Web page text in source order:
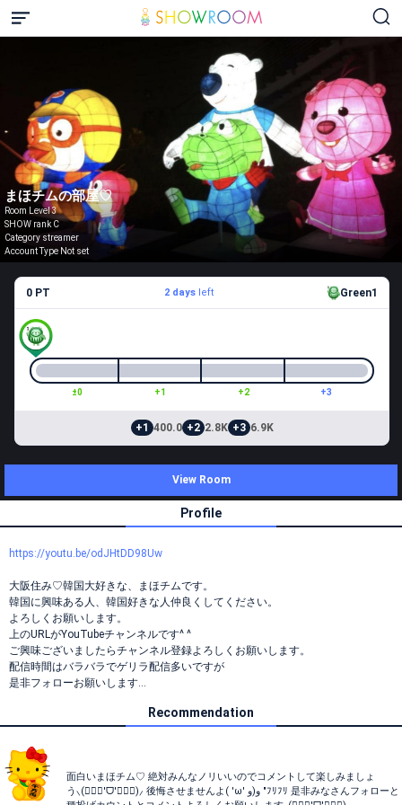
まほチムの部屋♡
Room Level 3
SHOW rank C
Category streamer
Account Type Not set
0 PT 2 daysleft Green1
±0 +1 +2 +3
+1 400.0 +2 2.8K +3 6.9K
View Room
Profile
https://youtu.be/odJHtDD98Uw
大阪住み♡韓国大好きな、まほチムです。
韓国に興味ある人、韓国好きな人仲良くしてください。
よろしくお願いします。
上のURLがYouTubeチャンネルです^ ^
ご興味ございましたらチャンネル登録よろしくお願いします。
配信時間はバラバラでゲリラ配信多いですが
是非フォローお願いします…
Recommendation
面白いまほチム♡ 絶対みんなノリいいのでコメントして楽しみましょ
う⸜(๑⃙⃘'ᗜ'๑⃙⃘)⸝ 後悔させませんよ‪( 'ω' و(و "ﾌﾘﾌﾘ‬ 是非みなさんフォローと